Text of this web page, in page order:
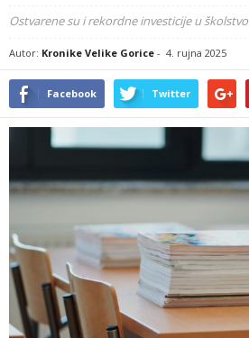
Ostvarene su i rekordne investicije u školstvo
Autor: Kronike Velike Gorice - 4. rujna 2025
Facebook Twitter